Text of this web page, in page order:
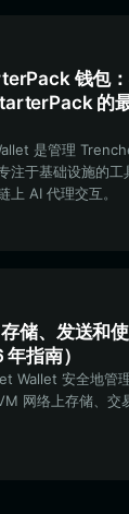
钱包
的
是管理
注于基础设施的
上 AI 代理交互。
储、发送和
指南）
Wallet 安全地管
网络上存储、交